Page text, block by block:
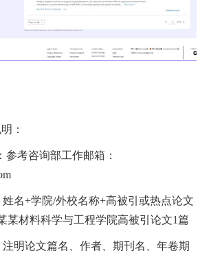
：
参考咨询部工作邮箱：
名+学院/外校名称+高被引或热点论文
某材料科学与工程学院高被引论文1篇
明论文篇名、作者、期刊名、年卷期